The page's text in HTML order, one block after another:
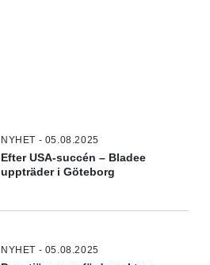
NYHET - 05.08.2025
Efter USA-succén – Bladee
uppträder i Göteborg
NYHET - 05.08.2025